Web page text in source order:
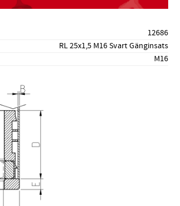
12686
RL 25x1,5 M16 Svart Gänginsats
M16